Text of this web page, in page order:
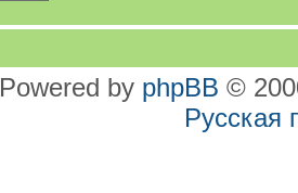
Powered by phpBB ©
Русская